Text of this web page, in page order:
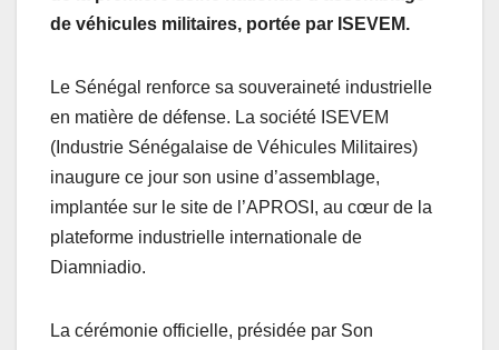
de véhicules militaires, portée par ISEVEM.
Le Sénégal renforce sa souveraineté industrielle
en matière de défense. La société ISEVEM
(Industrie Sénégalaise de Véhicules Militaires)
inaugure ce jour son usine d’assemblage,
implantée sur le site de l’APROSI, au cœur de la
plateforme industrielle internationale de
Diamniadio.
La cérémonie officielle, présidée par Son